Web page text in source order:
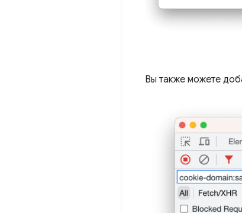
Вы также можете